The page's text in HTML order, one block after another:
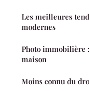
Les meilleures
modernes
Photo immobilière
maison
Moins connu du